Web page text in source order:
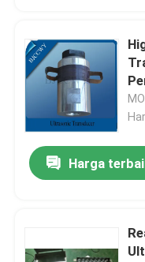
Harga